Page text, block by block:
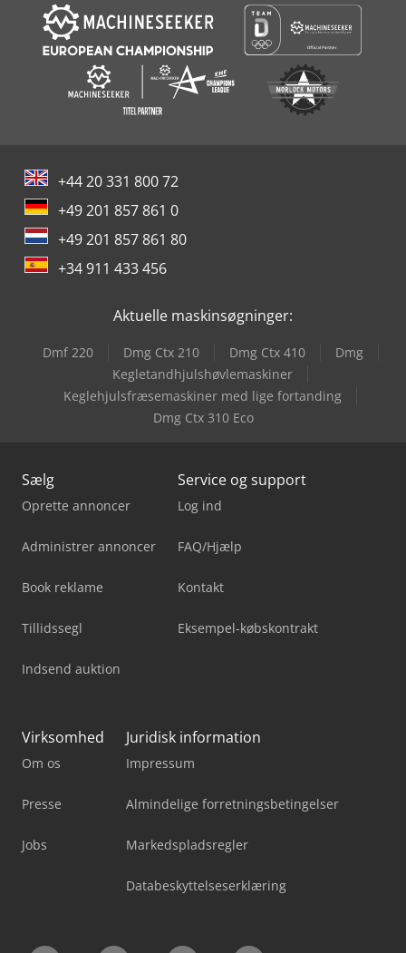
+44 20 331 800 72
+49 201 857 861 0
+49 201 857 861 80
+34 911 433 456
Aktuelle maskinsøgninger:
Dmf 220 Dmg Ctx 210 Dmg Ctx 410
Dmg
Kegletandhjulshøvlemaskiner
Keglehjulsfræsemaskiner med lige fortanding
Dmg Ctx 310 Eco
Sælg
Oprette annoncer
Administrer annoncer
Book reklame
Tillidssegl
Indsend auktion
Service og support
Log ind
FAQ/Hjælp
Kontakt
Eksempel-købskontrakt
Virksomhed
Om os
Presse
Jobs
Juridisk information
Impressum
Almindelige forretningsbetingelser
Markedspladsregler
Databeskyttelseserklæring